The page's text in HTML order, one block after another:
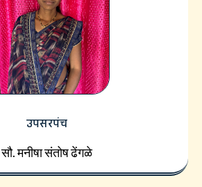
उपसरपंच
सौ. मनीषा संतोष ढेंगळे